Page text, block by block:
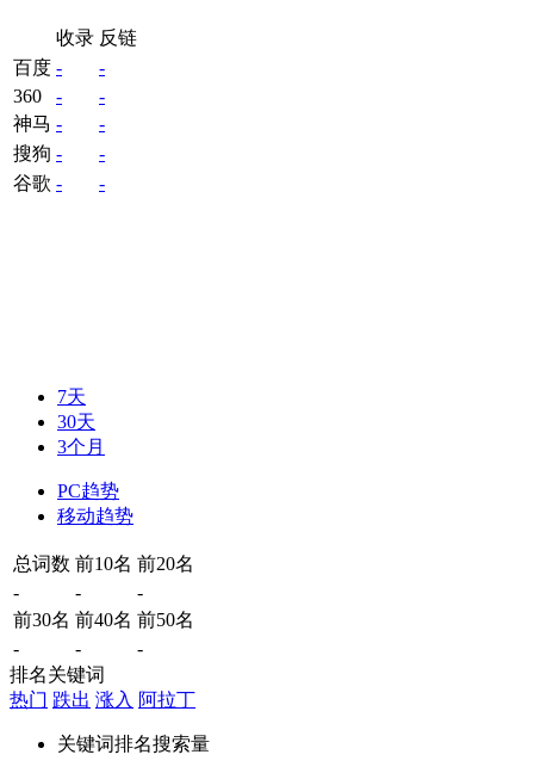
收录 反链
百度 -
-
360
-
-
神马 -
-
搜狗 -
-
谷歌 - -
7天
30天
3个月
PC趋势
移动趋势
总词数 前10名 前20名
-
-
-
前30名 前40名 前50名
-
-
-
排名关键词
热门 跌出 涨入 阿拉丁
关键词排名搜索量